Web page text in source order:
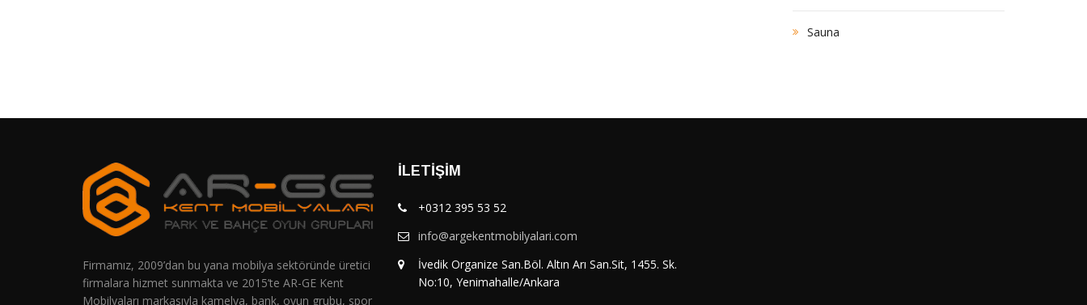
Sauna
Firmamız, 2009’dan bu yana mobilya sektöründe üretici
firmalara hizmet sunmakta ve 2015’te AR-GE Kent
Mobilyaları markasıyla kamelya, bank, oyun grubu, spor
İLETIŞIM
+0312 395 53 52
info@argekentmobilyalari.com
İvedik Organize San.Böl. Altın Arı San.Sit, 1455. Sk.
No:10, Yenimahalle/Ankara